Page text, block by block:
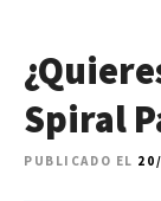
Spiral
PUBLICADO EL